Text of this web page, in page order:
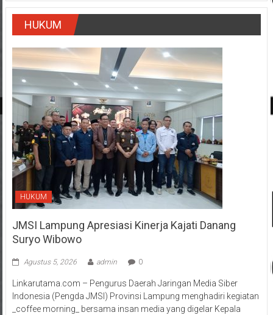
HUKUM
HUKUM
JMSI Lampung Apresiasi Kinerja Kajati Danang
Suryo Wibowo
Agustus 5, 2026 admin 0
Linkarutama.com – Pengurus Daerah Jaringan Media Siber
Indonesia (Pengda JMSI) Provinsi Lampung menghadiri kegiatan
_coffee morning_ bersama insan media yang digelar Kepala